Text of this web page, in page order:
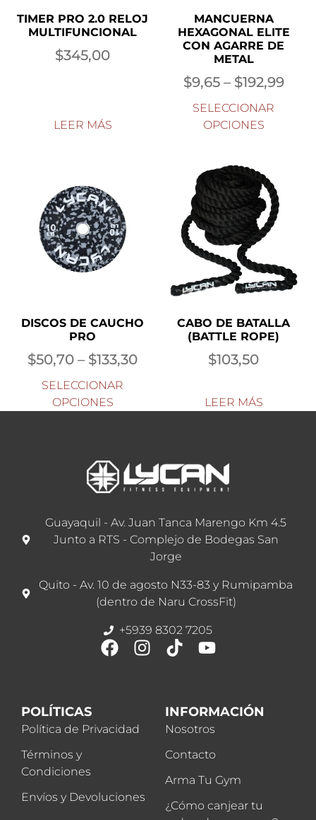
TIMER PRO 2.0 RELOJ
MULTIFUNCIONAL
$345,00
LEER MÁS
MANCUERNA
HEXAGONAL ELITE
CON AGARRE DE
METAL
$9,65 – $192,99
SELECCIONAR
OPCIONES
DISCOS DE CAUCHO
PRO
$50,70 – $133,30
SELECCIONAR
OPCIONES
CABO DE BATALLA
(BATTLE ROPE)
$103,50
LEER MÁS
Guayaquil - Av. Juan Tanca Marengo Km 4.5
Junto a RTS - Complejo de Bodegas San
Jorge
Quito - Av. 10 de agosto N33-83 y Rumipamba
(dentro de Naru CrossFit)
+5939 8302 7205
POLÍTICAS
Política de Privacidad
Términos y
Condiciones
Envíos y Devoluciones
INFORMACIÓN
Nosotros
Contacto
Arma Tu Gym
¿Cómo canjear tu